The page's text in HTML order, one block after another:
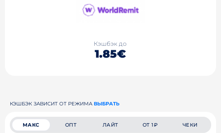
Кэшбэк до
1.85€
КЭШБЭК ЗАВИСИТ ОТ РЕЖИМА ВЫБРАТЬ
МАКС ОПТ ЛАЙТ ОТ 1₽ ЧЕКИ